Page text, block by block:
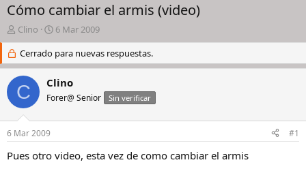
Cómo cambiar el armis (video)
I
n
c
i
a
d
o
d
e
l
Clino
F
e
c
h
a
d
e
i
c
i
6 Mar 2009
Cerrado para nuevas respuestas.
C Clino
Forer@ Senior Sin verificar
6 Mar 2009 #1
Pues otro video, esta vez de como cambiar el armis